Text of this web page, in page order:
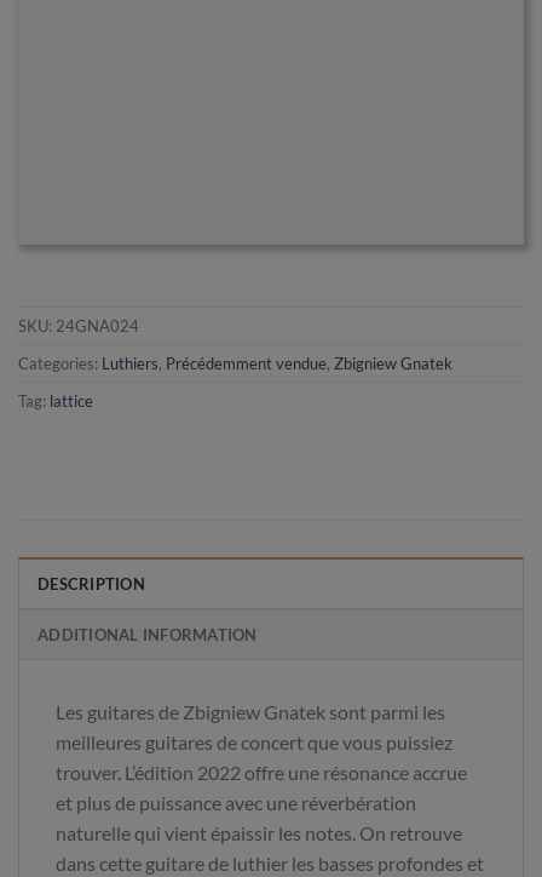
SKU: 24GNA024
Categories: Luthiers, Précédemment vendue, Zbigniew Gnatek
Tag: lattice
DESCRIPTION
ADDITIONAL INFORMATION
Les guitares de Zbigniew Gnatek sont parmi les
meilleures guitares de concert que vous puissiez
trouver. L’édition 2022 offre une résonance accrue
et plus de puissance avec une réverbération
naturelle qui vient épaissir les notes. On retrouve
dans cette guitare de luthier les basses profondes et